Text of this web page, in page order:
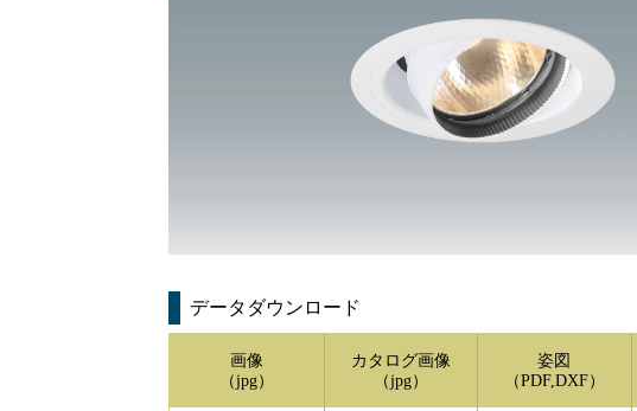
データダウンロード
画像
（jpg）
カタログ画像
（jpg）
姿図
（PDF,DXF）